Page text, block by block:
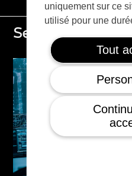
uniquement sur ce
utilisé pour une
Tout
Security